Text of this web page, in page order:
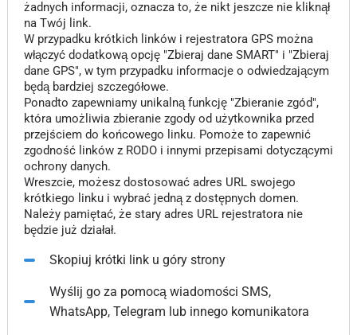
żadnych informacji, oznacza to, że nikt jeszcze nie kliknął
na Twój link.
W przypadku krótkich linków i rejestratora GPS można
włączyć dodatkową opcję "Zbieraj dane SMART" i "Zbieraj
dane GPS", w tym przypadku informacje o odwiedzającym
będą bardziej szczegółowe.
Ponadto zapewniamy unikalną funkcję "Zbieranie zgód",
która umożliwia zbieranie zgody od użytkownika przed
przejściem do końcowego linku. Pomoże to zapewnić
zgodność linków z RODO i innymi przepisami dotyczącymi
ochrony danych.
Wreszcie, możesz dostosować adres URL swojego
krótkiego linku i wybrać jedną z dostępnych domen.
Należy pamiętać, że stary adres URL rejestratora nie
będzie już działał.
Skopiuj krótki link u góry strony
Wyślij go za pomocą wiadomości SMS,
WhatsApp, Telegram lub innego komunikatora